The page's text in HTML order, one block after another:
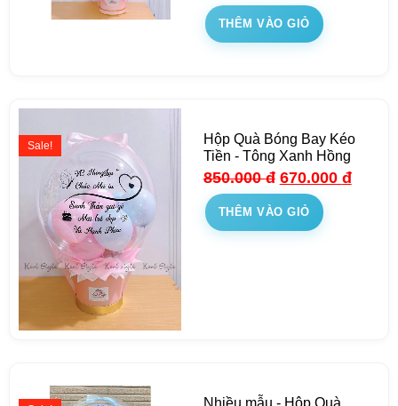
THÊM VÀO GIỎ
Sale!
Hộp Quà Bóng Bay Kéo
Tiền - Tông Xanh Hồng
850.000đ 670.000 đ
THÊM VÀO GIỎ
Nhiều mẫu - Hộp Quà